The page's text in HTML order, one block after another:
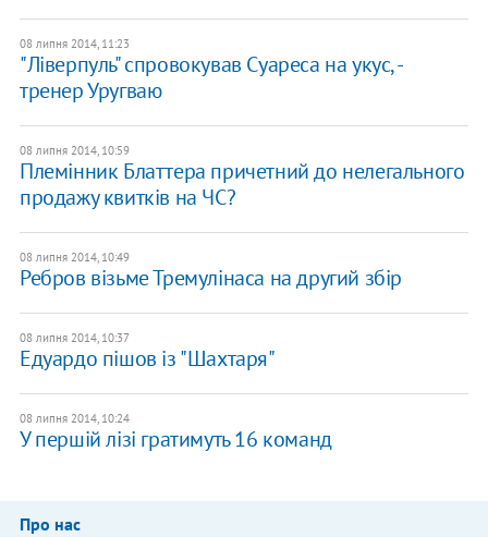
08 липня 2014, 11:23
"Ліверпуль" спровокував Суареса на укус, -
тренер Уругваю
08 липня 2014, 10:59
Племінник Блаттера причетний до нелегального
продажу квитків на ЧС?
08 липня 2014, 10:49
Ребров візьме Тремулінаса на другий збір
08 липня 2014, 10:37
Едуардо пішов із "Шахтаря"
08 липня 2014, 10:24
У першій лізі гратимуть 16 команд
Про нас